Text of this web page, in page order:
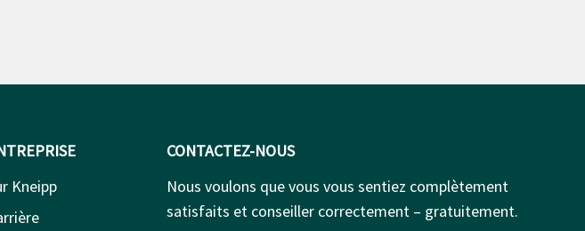
Kneipp
CONTACTEZ-NOUS
Nous voulons que vous vous sentiez complètement
satisfaits et conseiller correctement – gratuitement.